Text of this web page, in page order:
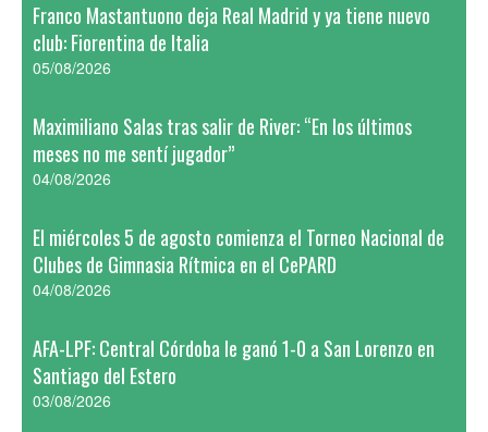
Franco Mastantuono deja Real Madrid y ya tiene nuevo
club: Fiorentina de Italia
05/08/2026
Maximiliano Salas tras salir de River: “En los últimos
meses no me sentí jugador”
04/08/2026
El miércoles 5 de agosto comienza el Torneo Nacional de
Clubes de Gimnasia Rítmica en el CePARD
04/08/2026
AFA-LPF: Central Córdoba le ganó 1-0 a San Lorenzo en
Santiago del Estero
03/08/2026